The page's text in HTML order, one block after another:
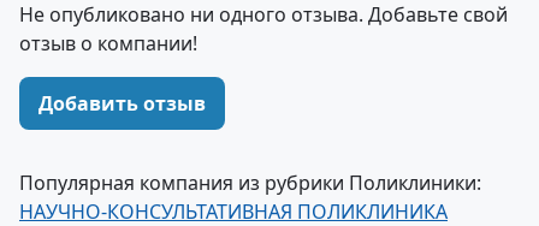
Не опубликовано ни одного отзыва. Добавьте свой
отзыв о компании!
Добавить отзыв
Популярная компания из рубрики Поликлиники:
НАУЧНО-КОНСУЛЬТАТИВНАЯ ПОЛИКЛИНИКА